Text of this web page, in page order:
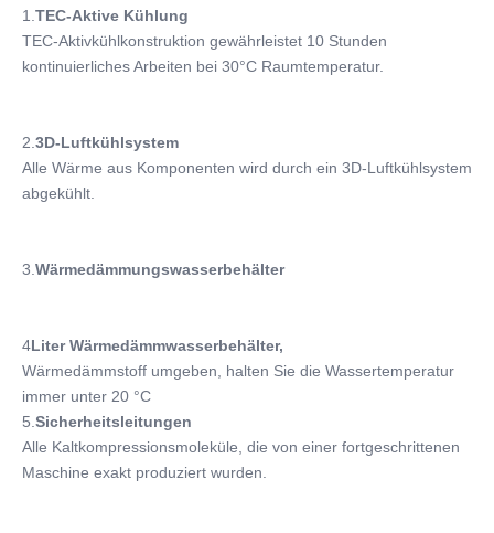
1. TEC-Aktive Kühlung
TEC-Aktivkühlkonstruktion gewährleistet 10 Stunden
kontinuierliches Arbeiten bei 30°C Raumtemperatur.
2. 3D-Luftkühlsystem
Alle Wärme aus Komponenten wird durch ein 3D-Luftkühlsystem
abgekühlt.
3. Wärmedämmungswasserbehälter
4Liter Wärmedämmwasserbehälter,
Wärmedämmstoff umgeben, halten Sie die Wassertemperatur
immer unter 20 °C
5. Sicherheitsleitungen
Alle Kaltkompressionsmoleküle, die von einer fortgeschrittenen
Maschine exakt produziert wurden.